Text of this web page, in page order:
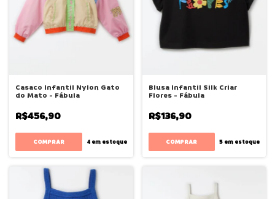
Casaco Infantil Nylon Gato
do Mato - Fábula
R$456,90
COMPRAR 4em estoque
Blusa Infantil Silk Criar
Flores - Fábula
R$136,90
COMPRAR 5 em estoque